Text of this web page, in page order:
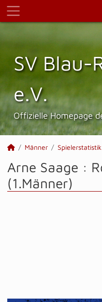
SV Blau-
e.V.
Offizielle Homepage
Männer Spielerstatistik
Arne Saage :
(1.Männer)